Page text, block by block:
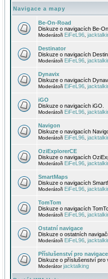
Navigace a mapy
Be-On-Road
Diskuze o navigacích Be-
Moderátoři EiFeL96
Destinator
Diskuze o navigacích
Moderátoři EiFeL96
Dynavix
Diskuze o navigacích
Moderátoři EiFeL96
iGO
Diskuze o navigacích iGO.
Moderátoři EiFeL96
Navigon
Diskuze o navigacích
Moderátoři EiFeL96
OziExplorerCE
Diskuze o navigacích
Moderátoři EiFeL96
SmartMaps
Diskuze o navigacích
Moderátoři EiFeL96
TomTom
Diskuze o navigacích
Moderátoři EiFeL96
Ostatní navigace
Diskuze o ostatních
Moderátoři EiFeL96
Příslušenství pro navigace
Diskuze o příslušenství pro
Moderátorjacktalking